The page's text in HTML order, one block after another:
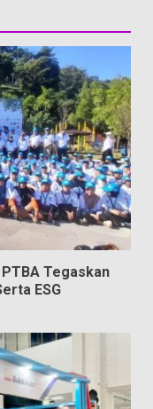
Tegaskan
ESG